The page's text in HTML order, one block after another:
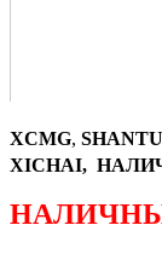
XCMG,
XICHAI,